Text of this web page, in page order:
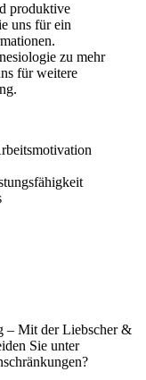
produktive
uns für ein
zu mehr
für weitere
– Mit der Liebscher &
Sie unter